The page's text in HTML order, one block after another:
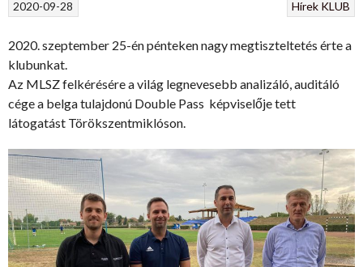
Hírek KLUB
2020-09-28
2020. szeptember 25-én pénteken nagy megtiszteltetés érte a
klubunkat.
Az MLSZ felkérésére a világ legnevesebb analizáló, auditáló
cége a belga tulajdonú Double Pass képviselője tett
látogatást Törökszentmiklóson.